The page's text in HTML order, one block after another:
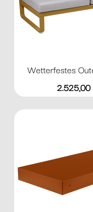
Wetterfestes
Preis